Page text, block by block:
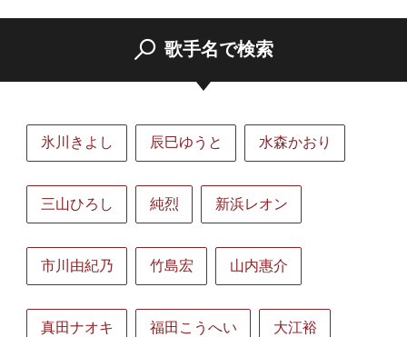
歌手名で検索
氷川きよし 辰巳ゆうと 水森かおり
三山ひろし 純烈 新浜レオン
市川由紀乃 竹島宏 山内惠介
真田ナオキ 福田こうへい 大江裕